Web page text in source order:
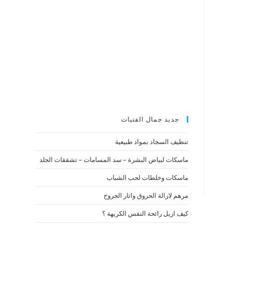
جديد جمال الفتيات
تنظيف السجاد بمواد طبيعية
ماسكات لبياض البشرة – سد المسامات – تشققات الجلد
ماسكات وخلطات لحب الشباب
مرهم لازالة الحروق واثار الجروح
كيف ازيل رائحة النفس الكريهة ؟